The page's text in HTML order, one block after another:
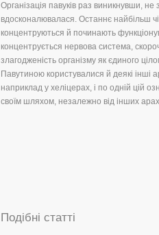
Організація павуків раз виникнувши,
вдосконалювалася. Останнє найбільш
концентруються й починають
концентрується нервова система,
злагодженість організму як єдиного
Павутиною користувалися й деякі інші
наприклад у хеліцерах, і по одній цій
своїм шляхом, незалежно від інших
Подібні статті